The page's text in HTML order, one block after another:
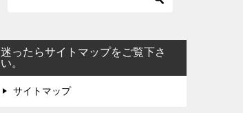
迷ったらサイトマップをご覧下さ
い。
サイトマップ